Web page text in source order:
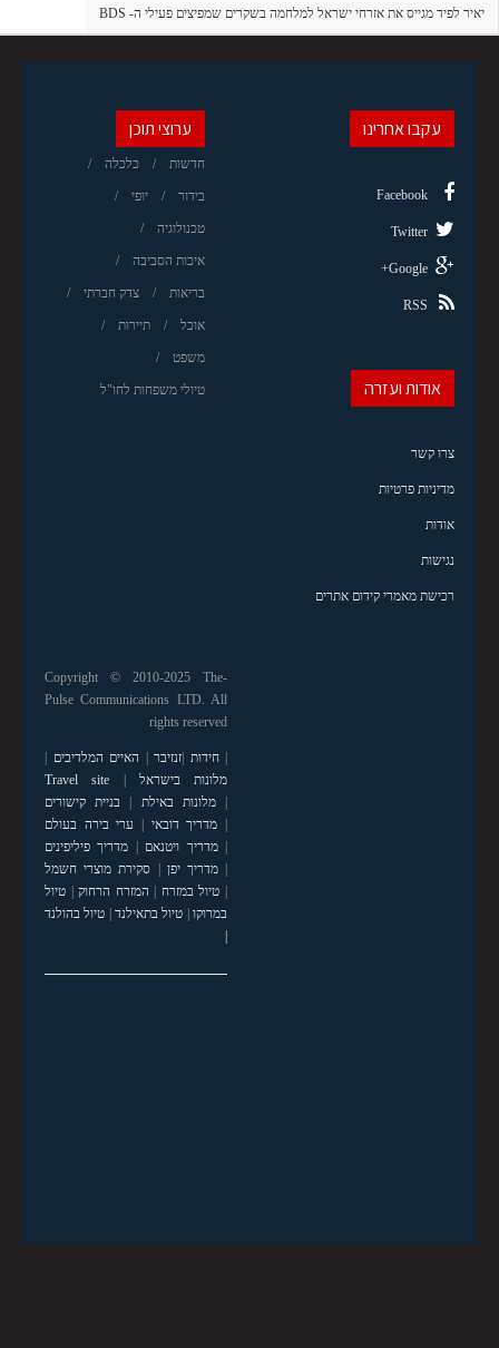
יאיר לפיד מגייס את אזרחי ישראל למלחמה בשקרים שמפיצים פעילי ה- BDS
ערוצי תוכן
חדשות כלכלה
בידור יופי
טכנולוגיה
איכות הסביבה
בריאות צדק חברתי
אוכל תיירות
משפט
טיולי משפחות לחו"ל
עקבו אחרינו
Facebook
Twitter
Google+
RSS
אודות ועזרה
צרו קשר
מדיניות פרטיות
אודות
נגישות
רכישת מאמרי קידום אתרים
Copyright © 2010-2025 The-
Pulse Communications LTD. All
rights reserved
|חידות |זנזיבר | האיים המלדיבים |
מלונות בישראל |
Travel site
|מלונות באילת | בניית קישורים
| מדריך דובאי | ערי בירה בעולם
|מדריך ויטנאם | מדריך פיליפינים
|מדריך יפן | סקירת מוצרי חשמל
| טיול במזרח | המזרח הרחוק| טיול
במרוקו| טיול בתאילנד| טיול בהולנד
|